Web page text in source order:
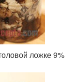
ложке 9%